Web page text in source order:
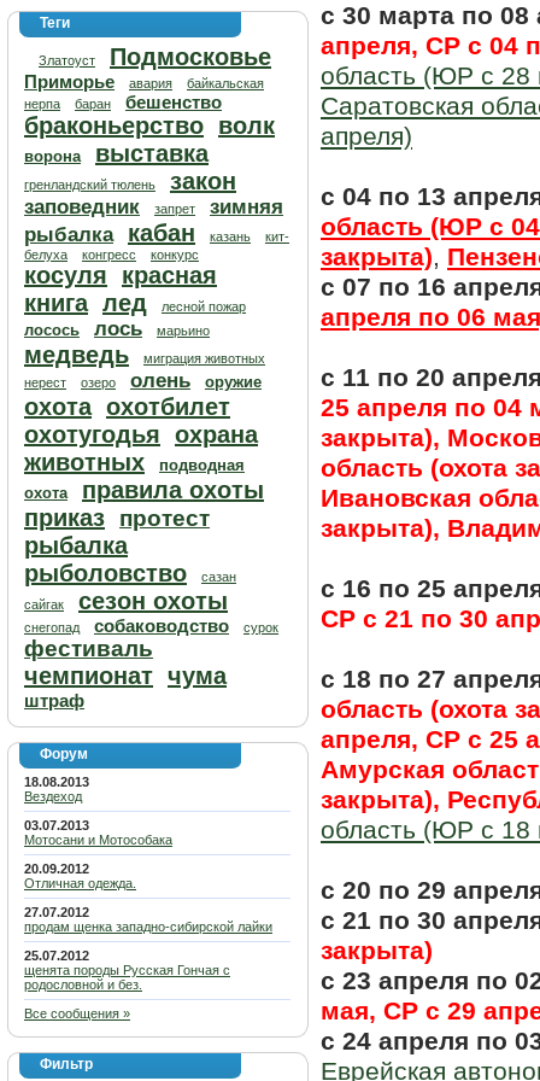
Теги
Златоуст Подмосковье
Приморье авария
байкальская
нерпа
баран бешенство
браконьерство волк
ворона выставка
гренландский тюлень закон
заповедник запрет
зимняя
рыбалка
кабан казань
кит-
белуха
конгресс конкурс
косуля
красная
книга лед лесной пожар
лосось лось марьино
медведь
миграция животных
нерест
озеро олень оружие
охота охотбилет
охотугодья охрана
животных
подводная
охота
правила охоты
приказ
протест
рыбалка
рыболовство
сазан
сайгак
сезон охоты
снегопад собаководство сурок
фестиваль
чемпионат чума
штраф
Форум
18.08.2013
Вездеход
03.07.2013
Мотосани и Мотособака
20.09.2012
Отличная одежда.
27.07.2012
продам щенка западно-сибирской лайки
25.07.2012
щенята породы Русская Гончая с
родословной и без.
Все сообщения »
Фильтр
с 30 марта по 08
апреля, СР с 04
область (ЮР с 28
Саратовская
апреля)
с 04 по 13
область (ЮР с
закрыта),
с 07 по 16
апреля по 06
с 11 по 20
25 апреля по 04
закрыта),
область (охота
Ивановская
закрыта),
с 16 по 25
СР с 21 по 30
с 18 по 27
область (охота
апреля, СР с 25
Амурская
закрыта),
область (ЮР с 18
с 20 по 29
с 21 по 30
закрыта)
с 23 апреля по
мая, СР с 29
с 24 апреля по
Еврейская